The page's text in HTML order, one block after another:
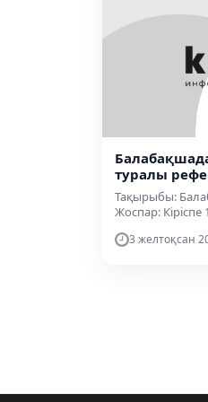
туралы
Тақырыбы:
Жоспар: Кіріспе
3 желтоқсан